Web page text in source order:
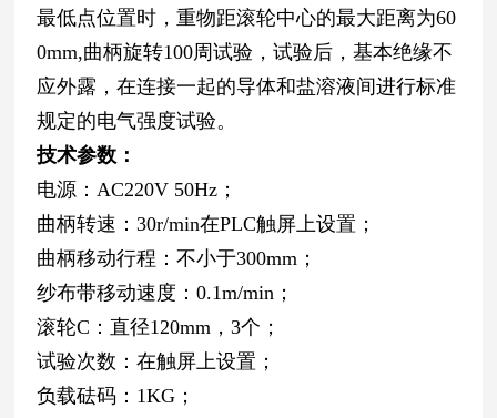
最低点位置时，重物距滚轮中心的最大距离为60
0mm,曲柄旋转100周试验，试验后，基本绝缘不
应外露，在连接一起的导体和盐溶液间进行标准
规定的电气强度试验。
技术参数 ：
电源：AC220V 50Hz；
曲柄转速：30r/min在PLC触屏上设置；
曲柄移动行程：不小于300mm；
纱布带移动速度：0.1m/min；
滚轮C：直径120mm，3个；
试验次数：在触屏上设置；
负载砝码：1KG；